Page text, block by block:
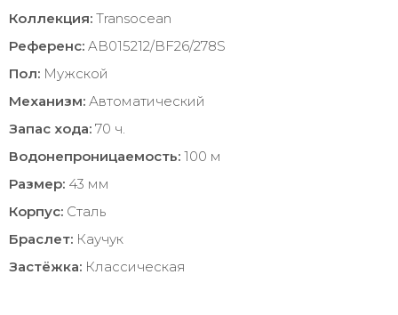
Коллекция: Transocean
Референс: AB015212/BF26/278S
Пол: Мужской
Механизм: Автоматический
Запас хода: 70 ч.
Водонепроницаемость: 100 м
Размер: 43 мм
Корпус: Сталь
Браслет: Каучук
Застёжка: Классическая